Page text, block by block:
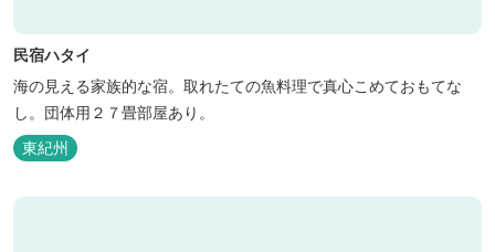
民宿ハタイ
海の見える家族的な宿。取れたての魚料理で真心こめておもてな
し。団体用２７畳部屋あり。
東紀州